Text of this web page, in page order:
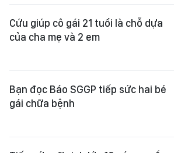
Cứu giúp cô gái 21 tuổi là chỗ dựa
của cha mẹ và 2 em
Bạn đọc Báo SGGP tiếp sức hai bé
gái chữa bệnh